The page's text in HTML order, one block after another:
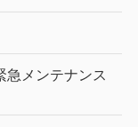
急メンテナンス